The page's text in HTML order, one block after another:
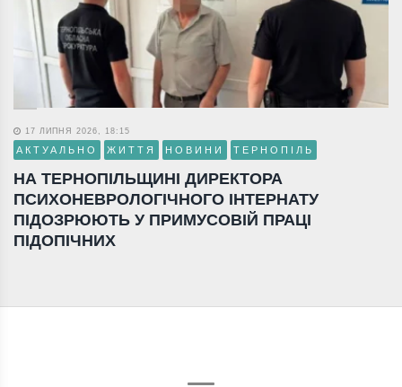
17 ЛИПНЯ 2026, 18:15
АКТУАЛЬНО ЖИТТЯ НОВИНИ ТЕРНОПІЛЬ
НА ТЕРНОПІЛЬЩИНІ ДИРЕКТОРА
ПСИХОНЕВРОЛОГІЧНОГО ІНТЕРНАТУ
ПІДОЗРЮЮТЬ У ПРИМУСОВІЙ ПРАЦІ
ПІДОПІЧНИХ